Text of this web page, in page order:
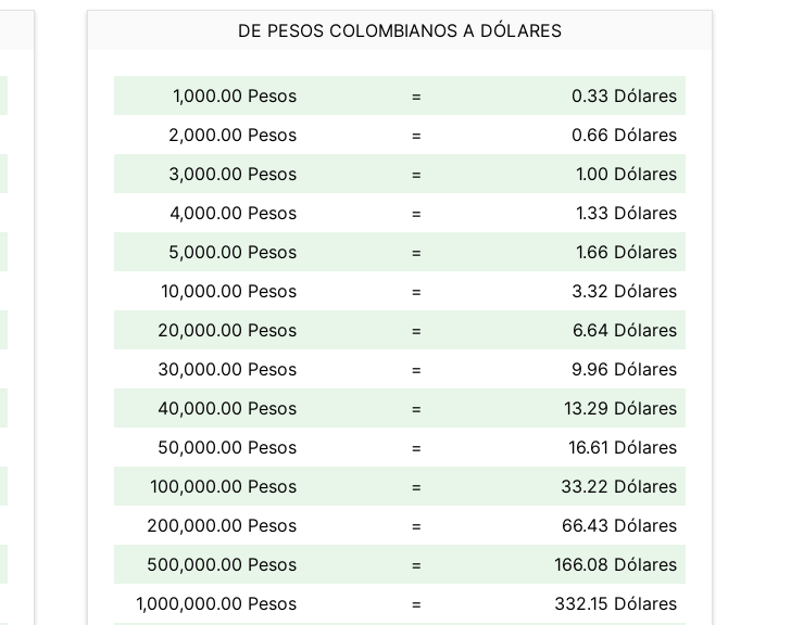
DE PESOS COLOMBIANOS A DÓLARES
1,000.00 Pesos =
0.33 Dólares
2,000.00 Pesos
=
0.66 Dólares
3,000.00 Pesos
=
1.00 Dólares
4,000.00 Pesos
=
1.33 Dólares
5,000.00 Pesos
=
1.66 Dólares
10,000.00 Pesos
=
3.32 Dólares
20,000.00 Pesos
=
6.64 Dólares
30,000.00 Pesos
=
9.96 Dólares
40,000.00 Pesos
=
13.29 Dólares
50,000.00 Pesos
=
16.61 Dólares
100,000.00 Pesos
=
33.22 Dólares
200,000.00 Pesos
=
66.43 Dólares
500,000.00 Pesos
=
166.08 Dólares
1,000,000.00 Pesos
= 332.15 Dólares